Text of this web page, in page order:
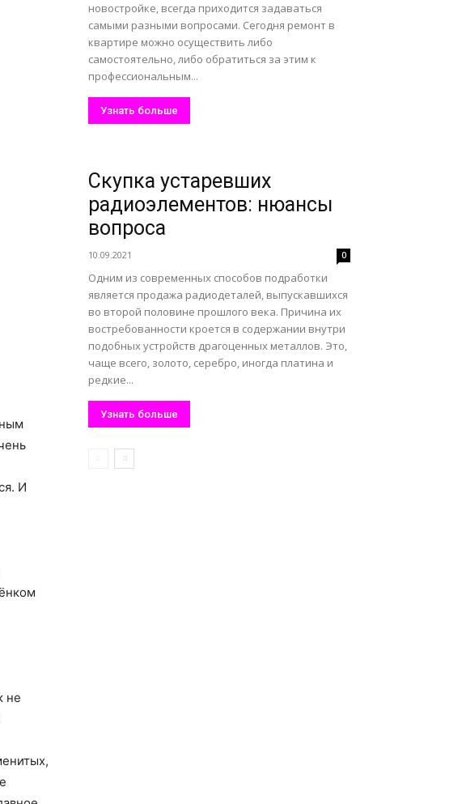
И
не
новостройке, всегда приходится задаваться
самыми разными вопросами. Сегодня ремонт в
квартире можно осуществить либо
самостоятельно, либо обратиться за этим к
профессиональным...
Узнать больше
Скупка устаревших
радиоэлементов: нюансы
вопроса
10.09.2021 0
Одним из современных способов подработки
является продажа радиодеталей, выпускавшихся
во второй половине прошлого века. Причина их
востребованности кроется в содержании внутри
подобных устройств драгоценных металлов. Это,
чаще всего, золото, серебро, иногда платина и
редкие...
Узнать больше